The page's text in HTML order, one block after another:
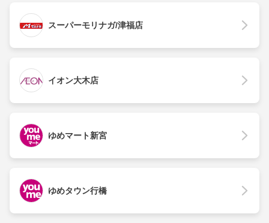
スーパーモリナガ/津福店
イオン大木店
ゆめマート新宮
ゆめタウン行橋